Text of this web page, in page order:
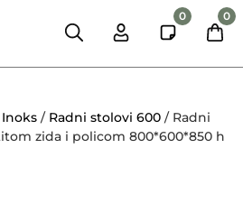
0 0
Inoks / Radni stolovi 600 / Radni
zida i policom 800*600*850 h